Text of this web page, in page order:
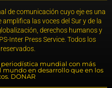
de comunicación cuyo eje es una
las voces del Sur y de la
derechos humanos y
Inter Press Service. Todos los
periodística mundial con más
mundo en desarrollo que en los
DONAR